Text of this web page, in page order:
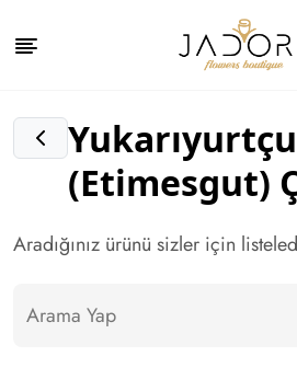
Yukarıyurtçu
(Etimesgut)
Aradığınız ürünü sizler için